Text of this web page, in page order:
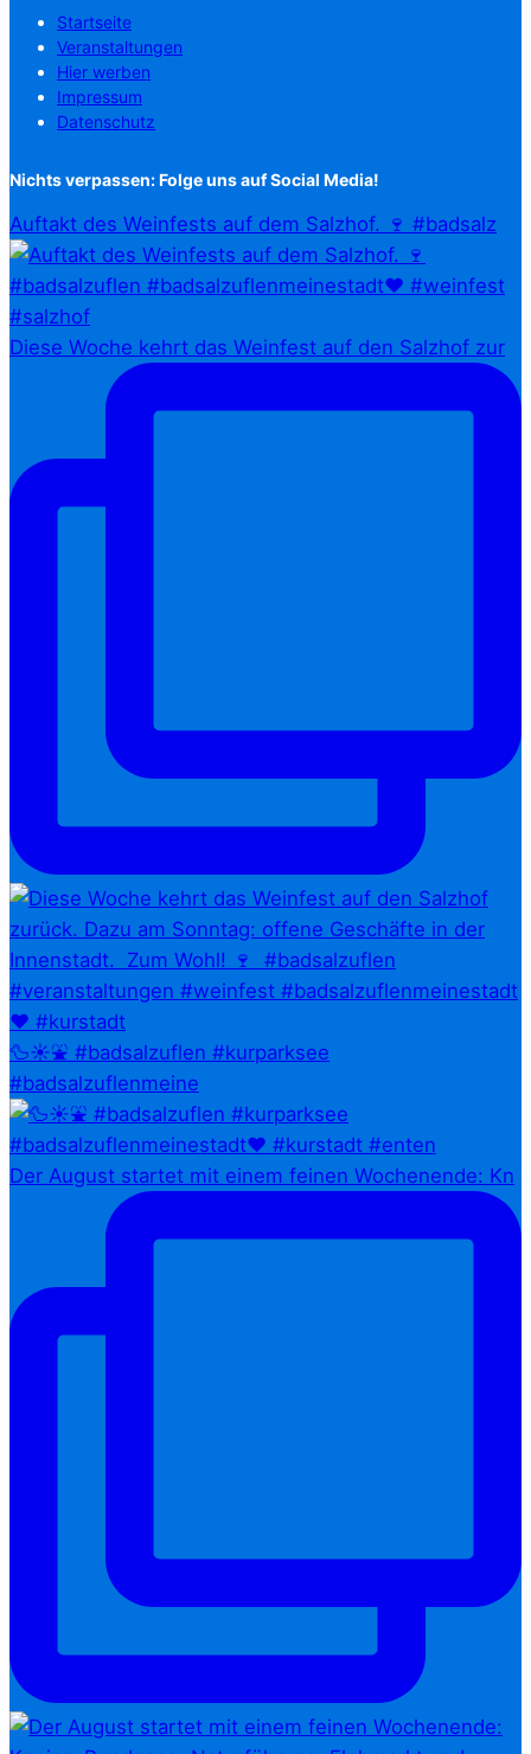
Startseite
Veranstaltungen
Hier werben
Impressum
Datenschutz
Nichts verpassen: Folge uns auf Social Media!
Auftakt des Weinfests auf dem Salzhof. 🍷 #badsalz
Diese Woche kehrt das Weinfest auf den Salzhof zur
🦆☀️⛲ #badsalzuflen #kurparksee
#badsalzuflenmeine
Der August startet mit einem feinen Wochenende: Kn